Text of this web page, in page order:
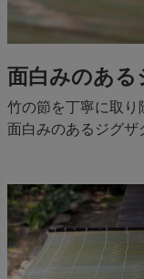
面白みのある
竹の節を丁寧に取り
面白みのあるジグザ